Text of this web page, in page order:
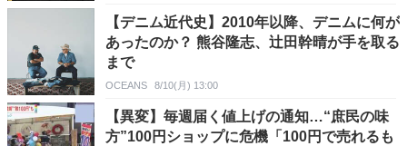
【デニム近代史】2010年以降、デニムに何が
あったのか？ 熊谷隆志、辻田幹晴が手を取る
まで
OCEANS 8/10(月) 13:00
【異変】毎週届く値上げの通知…“庶民の味
方”100円ショップに危機「100円で売れるも